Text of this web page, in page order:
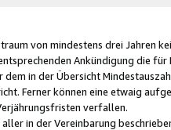
von mindestens drei Jahren
Ankündigung die
in der Übersicht
Ferner können eine etwaig
verfallen.
aller in der Vereinbarung